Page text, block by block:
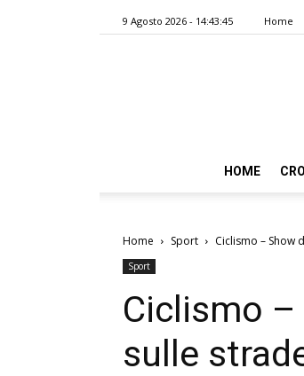
9 Agosto 2026 - 14:43:45 Home
HOME
Home Sport Ciclismo – Show
Sport
Ciclismo
sulle